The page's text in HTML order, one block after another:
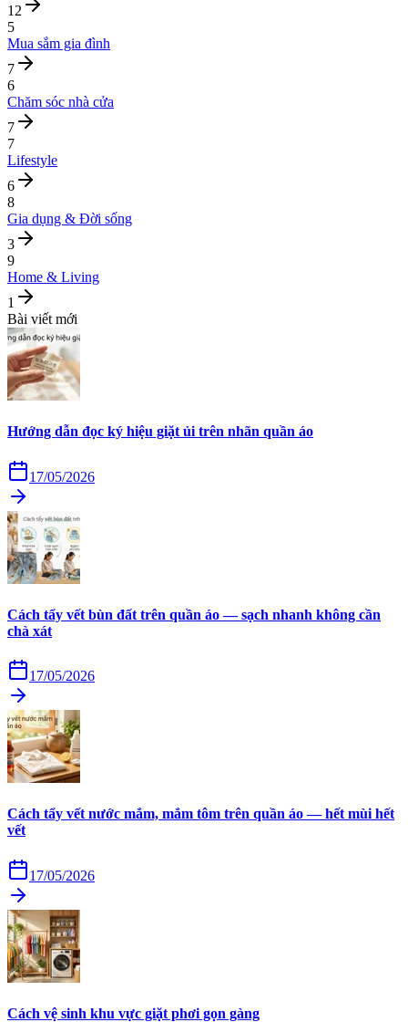
12
5
Mua sắm gia đình
7
6
Chăm sóc nhà cửa
7
7
Lifestyle
6
8
Gia dụng & Đời sống
3
9
Home & Living
1
Bài viết mới
Hướng dẫn đọc ký hiệu giặt ủi trên nhãn quần áo
17/05/2026
Cách tẩy vết bùn đất trên quần áo — sạch nhanh không cần
chà xát
17/05/2026
Cách tẩy vết nước mắm, mắm tôm trên quần áo — hết mùi hết
vết
17/05/2026
Cách vệ sinh khu vực giặt phơi gọn gàng